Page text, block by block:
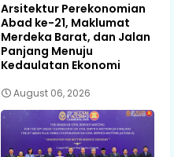
Arsitektur Perekonomian
Abad ke-21, Maklumat
Merdeka Barat, dan Jalan
Panjang Menuju
Kedaulatan Ekonomi
August 06, 2026